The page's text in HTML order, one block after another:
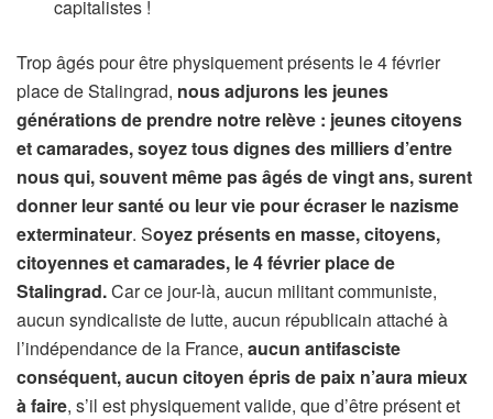
capitalistes !
Trop âgés pour être physiquement présents le 4 février
place de Stalingrad, nous adjurons les jeunes
générations de prendre notre relève : jeunes citoyens
et camarades, soyez tous dignes des milliers d’entre
nous qui, souvent même pas âgés de vingt ans, surent
donner leur santé ou leur vie pour écraser le nazisme
exterminateur. Soyez présents en masse, citoyens,
citoyennes et camarades, le 4 février place de
Stalingrad.Car ce jour-là, aucun militant communiste,
aucun syndicaliste de lutte, aucun républicain attaché à
l’indépendance de la France, aucun antifasciste
conséquent,aucun citoyen épris de paix n’aura mieux
à faire, s’il est physiquement valide, que d’être présent et